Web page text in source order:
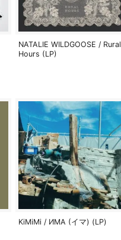
NATALIE WILDGOOSE / Rural
Hours (LP)
KiMiMi / ИМА (イマ) (LP)